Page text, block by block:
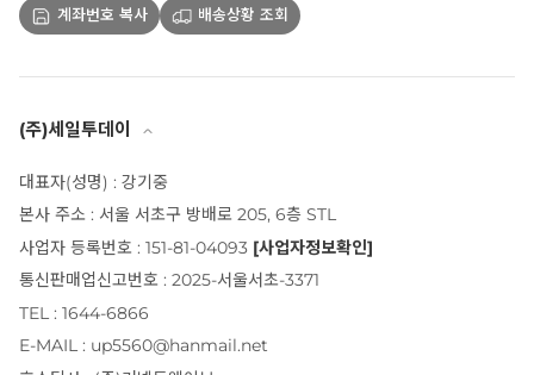
계좌번호 복사 배송상황 조회
(주)세일투데이
대표자(성명) : 강기중
본사 주소 : 서울 서초구 방배로 205, 6층 STL
사업자 등록번호 : 151-81-04093 [사업자정보확인]
통신판매업신고번호 : 2025-서울서초-3371
TEL : 1644-6866
E-MAIL : up5560@hanmail.net